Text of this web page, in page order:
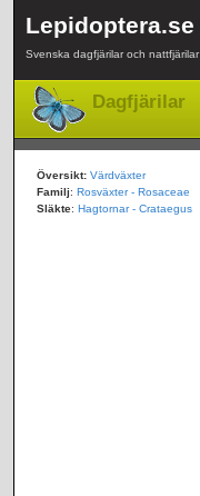
Lepidoptera.se
Svenska dagfjärilar och nattfjärilar
Dagfjärilar
Översikt: Värdväxter
Familj: Rosväxter - Rosaceae
Släkte: Hagtornar - Crataegus